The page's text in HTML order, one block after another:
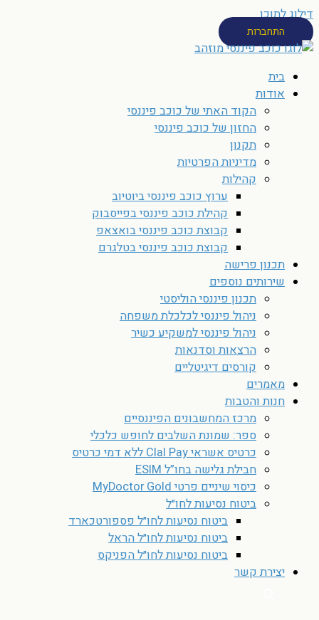
דילוג לתוכן
התחברות
בית
אודות
הקוד האתי של כוכב פיננסי
החזון של כוכב פיננסי
תקנון
מדיניות הפרטיות
קהילות
ערוץ כוכב פיננסי ביוטיוב
קהילת כוכב פיננסי בפייסבוק
קבוצת כוכב פיננסי בואצאפ
קבוצת כוכב פיננסי בטלגרם
תכנון פרישה
שירותים נוספים
תכנון פיננסי הוליסטי
ניהול פיננסי לכלכלת משפחה
ניהול פיננסי למשקיע כשיר
הרצאות וסדנאות
קורסים דיגיטליים
מאמרים
חנות והטבות
מרכז המחשבונים הפיננסיים
ספר: שמונת השלבים לחופש כלכלי
כרטיס אשראי Clal Pay ללא דמי כרטיס
חבילת גלישה בחו”ל ESIM
כיסוי שיניים פרטי MyDoctor Gold
ביטוח נסיעות לחו״ל
ביטוח נסיעות לחו״ל פספורטכארד
ביטוח נסיעות לחו״ל הראל
ביטוח נסיעות לחו״ל הפניקס
יצירת קשר